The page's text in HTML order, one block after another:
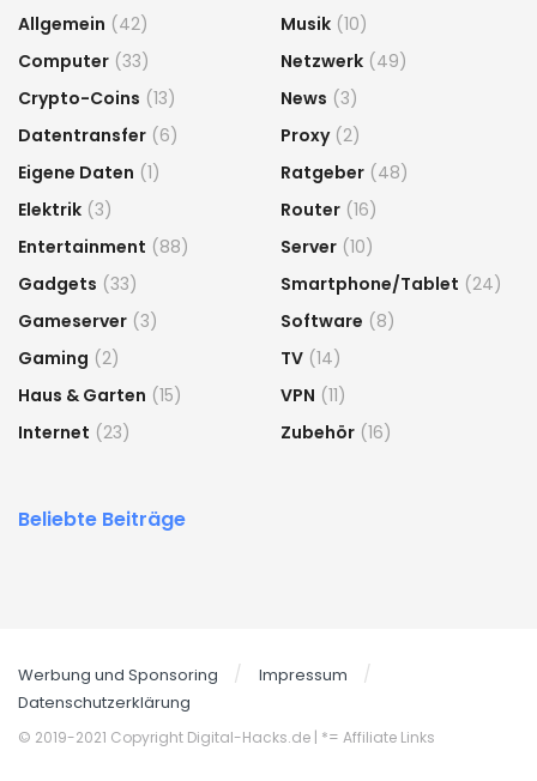
Allgemein (42)
Computer (33)
Crypto-Coins (13)
Datentransfer (6)
Eigene Daten (1)
Elektrik (3)
Entertainment (88)
Gadgets (33)
Gameserver (3)
Gaming (2)
Haus & Garten (15)
Internet (23)
Musik (10)
Netzwerk (49)
News (3)
Proxy(2)
Ratgeber (48)
Router (16)
Server (10)
Smartphone/Tablet (24)
Software (8)
TV (14)
VPN (11)
Zubehör (16)
Beliebte Beiträge
Werbung und Sponsoring
Impressum
Datenschutzerklärung
© 2019-2021 Copyright Digital-Hacks.de | *= Affiliate Links